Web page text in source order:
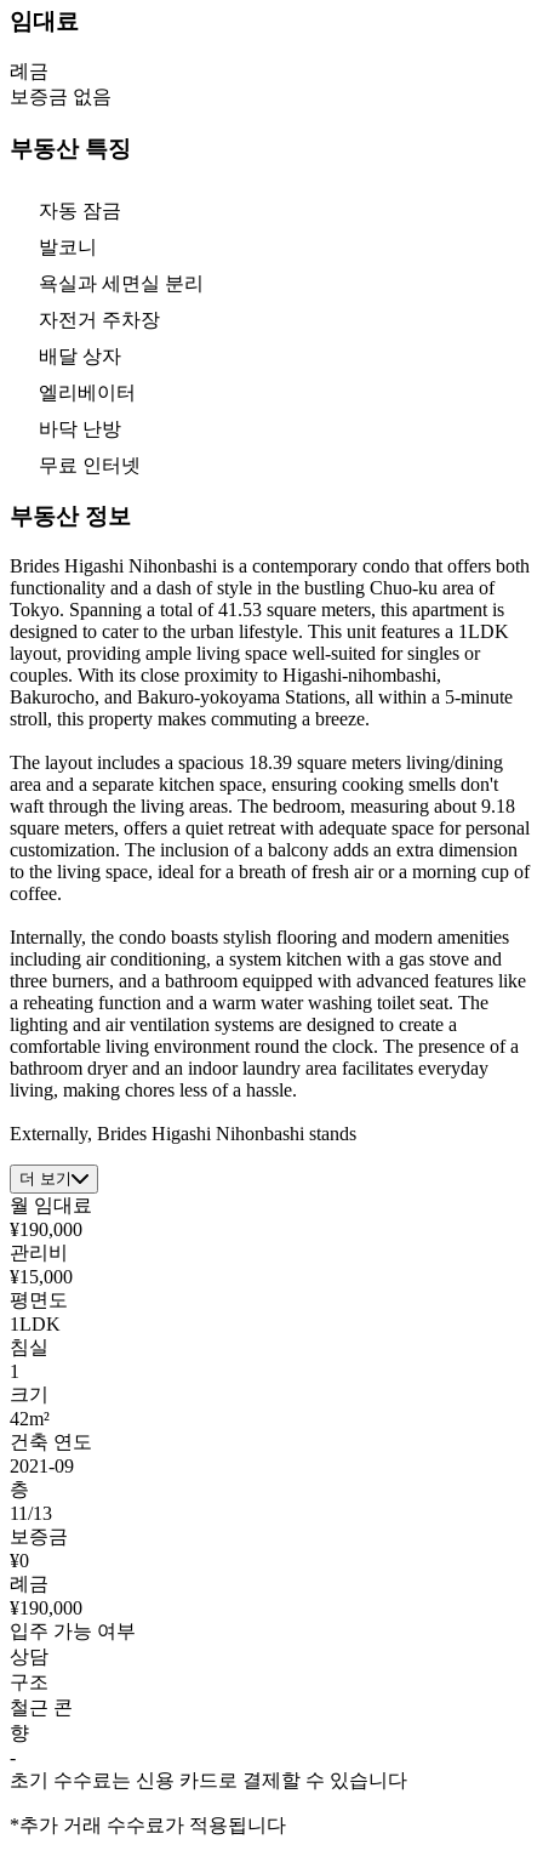
임대료
례금
보증금 없음
부동산 특징
자동 잠금
발코니
욕실과 세면실 분리
자전거 주차장
배달 상자
엘리베이터
바닥 난방
무료 인터넷
부동산 정보
Brides Higashi Nihonbashi is a contemporary condo that offers both
functionality and a dash of style in the bustling Chuo-ku area of
Tokyo. Spanning a total of 41.53 square meters, this apartment is
designed to cater to the urban lifestyle. This unit features a 1LDK
layout, providing ample living space well-suited for singles or
couples. With its close proximity to Higashi-nihombashi,
Bakurocho, and Bakuro-yokoyama Stations, all within a 5-minute
stroll, this property makes commuting a breeze.
The layout includes a spacious 18.39 square meters living/dining
area and a separate kitchen space, ensuring cooking smells don't
waft through the living areas. The bedroom, measuring about 9.18
square meters, offers a quiet retreat with adequate space for personal
customization. The inclusion of a balcony adds an extra dimension
to the living space, ideal for a breath of fresh air or a morning cup of
coffee.
Internally, the condo boasts stylish flooring and modern amenities
including air conditioning, a system kitchen with a gas stove and
three burners, and a bathroom equipped with advanced features like
a reheating function and a warm water washing toilet seat. The
lighting and air ventilation systems are designed to create a
comfortable living environment round the clock. The presence of a
bathroom dryer and an indoor laundry area facilitates everyday
living, making chores less of a hassle.
Externally, Brides Higashi Nihonbashi stands
더 보기
월 임대료
¥190,000
관리비
¥15,000
평면도
1LDK
침실
1
크기
42m²
건축 연도
2021-09
층
11/13
보증금
¥0
례금
¥190,000
입주 가능 여부
상담
구조
철근 콘
향
-
초기 수수료는 신용 카드로 결제할 수 있습니다
*추가 거래 수수료가 적용됩니다